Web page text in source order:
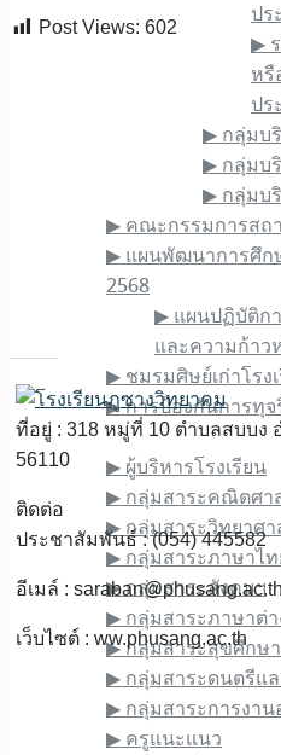
ปร
▶︎
หรื
ปร
▶︎ กลุ่มบ
▶︎ กลุ่มบ
▶︎ กลุ่มบ
▶︎ คณะกรรมการส
▶︎ แผนพัฒนาการศึก
2568
▶︎ แผนปฏิบัติก
และความก้าว
▶︎ ชมรมศิษย์เก่าโร
▶︎ การป้องกันการทุ
ข้อมูลบุคลากร
▶︎ ผู้บริหารโรงเรียน
▶︎ กลุ่มสาระคณิตศา
▶︎ กลุ่มสาระวิทยาศ
▶︎ กลุ่มสาระภาษาไ
▶︎ กลุ่มสาระสังคมฯ
▶︎ กลุ่มสาระภาษาต่า
▶︎ กลุ่มสาระสุขศึกษ
▶︎ กลุ่มสาระดนตรีแ
▶︎ กลุ่มสาระการงา
▶︎ ครูแนะแนว
Post Views: 602
ที่อยู่ : 318 หมู่ที่ 10 ตำบลสบบง
56110
ติดต่อ
ประชาสัมพันธ์ : (054) 445582
อีเมล์ : saraban@phusang.ac.th
เว็บไซต์ : ww.phusang.ac.th